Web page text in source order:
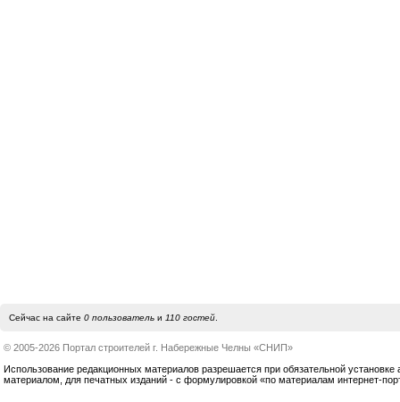
Сейчас на сайте 0 пользовательи 110 гостей.
© 2005-2026 Портал строителей г. Набережные Челны «СНИП»
Использование редакционных материалов разрешается при обязательной установке
материалом, для печатных изданий - с формулировкой «по материалам интернет-